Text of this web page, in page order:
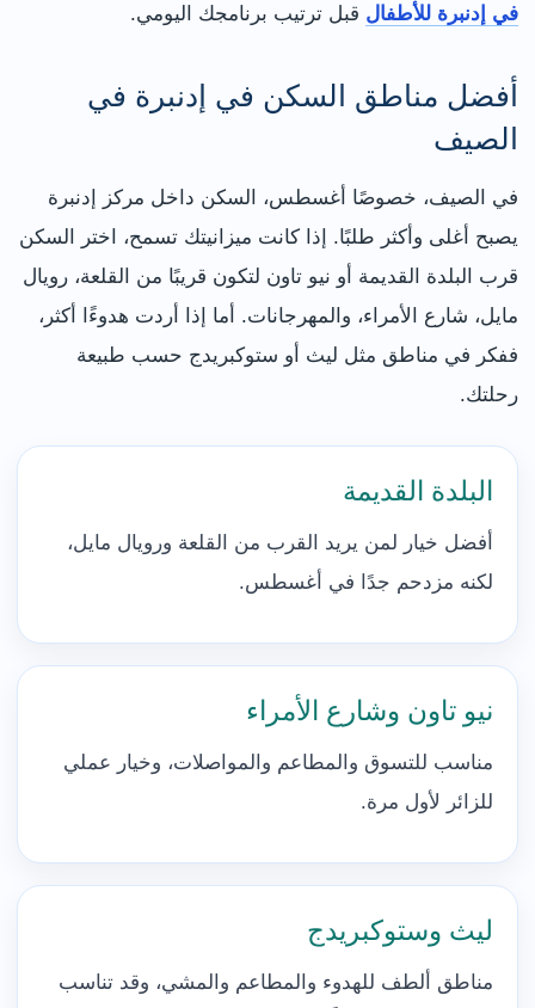
في إدنبرة للأطفال قبل ترتيب برنامجك اليومي.
أفضل مناطق السكن في إدنبرة في
الصيف
في الصيف، خصوصًا أغسطس، السكن داخل مركز إدنبرة
يصبح أغلى وأكثر طلبًا. إذا كانت ميزانيتك تسمح، اختر السكن
قرب البلدة القديمة أو نيو تاون لتكون قريبًا من القلعة، رويال
مايل، شارع الأمراء، والمهرجانات. أما إذا أردت هدوءًا أكثر،
ففكر في مناطق مثل ليث أو ستوكبريدج حسب طبيعة
رحلتك.
البلدة القديمة
أفضل خيار لمن يريد القرب من القلعة ورويال مايل،
لكنه مزدحم جدًا في أغسطس.
نيو تاون وشارع الأمراء
مناسب للتسوق والمطاعم والمواصلات، وخيار عملي
للزائر لأول مرة.
ليث وستوكبريدج
مناطق ألطف للهدوء والمطاعم والمشي، وقد تناسب